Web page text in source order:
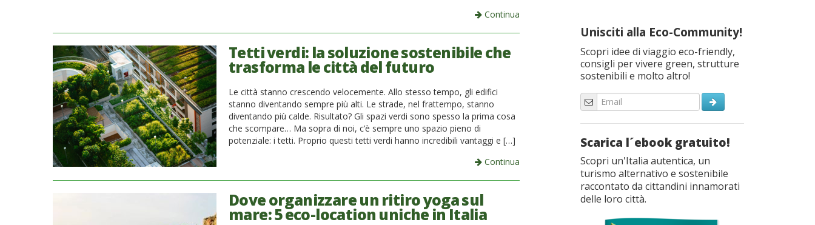
Continua
Tetti verdi: la soluzione sostenibile che
trasforma le città del futuro
Le città stanno crescendo velocemente. Allo stesso tempo, gli edifici
stanno diventando sempre più alti. Le strade, nel frattempo, stanno
diventando più calde. Risultato? Gli spazi verdi sono spesso la prima cosa
che scompare… Ma sopra di noi, c’è sempre uno spazio pieno di
potenziale: i tetti. Proprio questi tetti verdi hanno incredibili vantaggi e […]
Continua
Dove organizzare un ritiro yoga sul
mare: 5 eco-location uniche in Italia
Unisciti alla Eco-Community!
Scopri idee di viaggio eco-friendly,
consigli per vivere green, strutture
sostenibili e molto altro!
Scarica l´ebook gratuito!
Scopri un'Italia autentica, un
turismo alternativo e sostenibile
raccontato da cittandini innamorati
delle loro città.